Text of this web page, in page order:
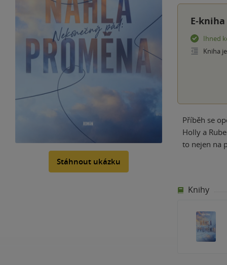
Stáhnout ukázku
E-kniha
Ihned
Kniha
Příběh se
Holly a
to nejen na
Knihy